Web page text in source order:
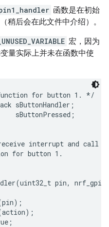
函数是在初始
稍后会在此文件中介绍）。
宏，因为
量实际上并未在函数中使
for button 1. */
sButtonHandler;
interrupt and call
for button 1.
pin,